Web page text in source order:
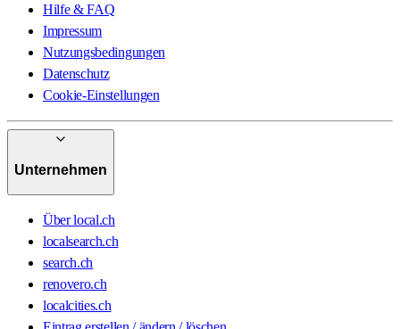
Hilfe & FAQ
Impressum
Nutzungsbedingungen
Datenschutz
Cookie-Einstellungen
Unternehmen
Über local.ch
localsearch.ch
search.ch
renovero.ch
localcities.ch